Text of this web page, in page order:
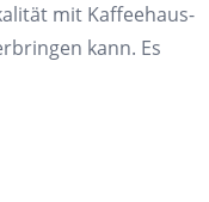
mit Kaffeehaus-
kann. Es